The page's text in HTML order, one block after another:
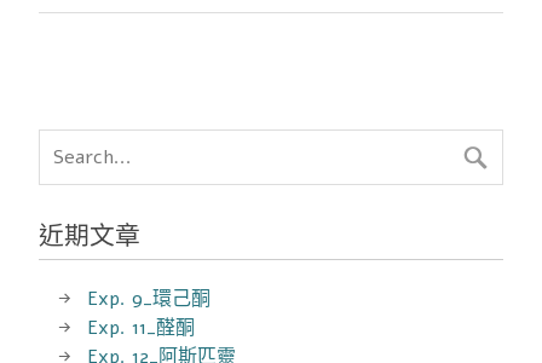
近期文章
Exp. 9_環己酮
Exp. 11_醛酮
Exp. 12_阿斯匹靈